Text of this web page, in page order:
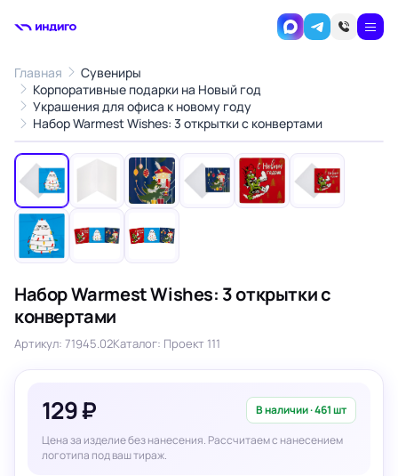
Главная
Сувениры
Корпоративные подарки на Новый год
Украшения для офиса к новому году
Набор Warmest Wishes: 3 открытки с конвертами
‹ ›
Набор Warmest Wishes: 3 открытки с
конвертами
Артикул: 71945.02Каталог: Проект 111
129 ₽ В наличии · 461 шт
Цена за изделие без нанесения. Рассчитаем с нанесением
логотипа под ваш тираж.